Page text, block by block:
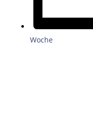
Woche